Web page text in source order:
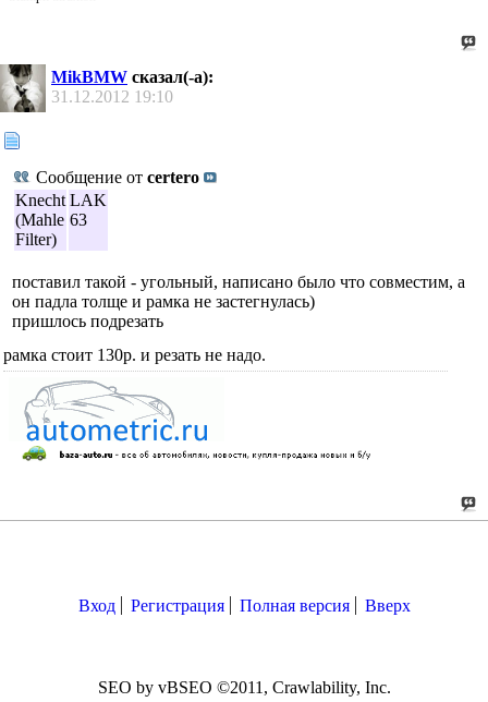
MikBMW сказал(-а):
31.12.2012 19:10
Сообщение от certero
Knecht
(Mahle
Filter)
LAK
63
поставил такой - угольный, написано было что совместим, а
он падла толще и рамка не застегнулась)
пришлось подрезать
рамка стоит 130р. и резать не надо.
Вход Регистрация Полная версия Вверх
SEO by vBSEO ©2011, Crawlability, Inc.